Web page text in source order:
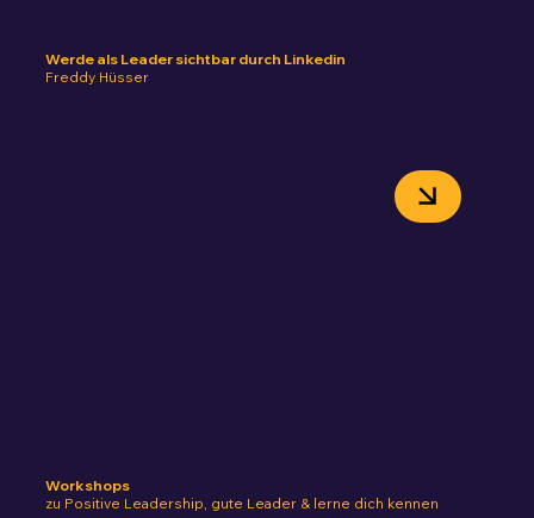
Werde als Leader sichtbar durch Linkedin
Freddy Hüsser
Workshops
zu Positive Leadership, gute Leader & lerne dich kennen